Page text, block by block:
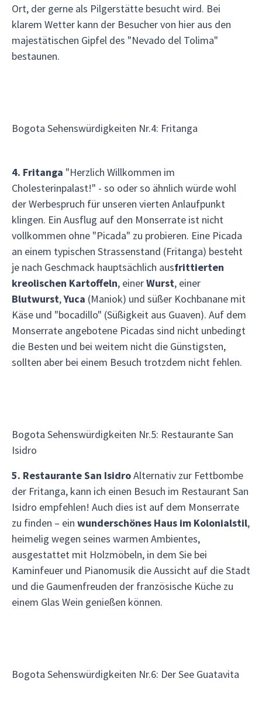
Ort, der gerne als Pilgerstätte besucht wird. Bei
klarem Wetter kann der Besucher von hier aus den
majestätischen Gipfel des "Nevado del Tolima"
bestaunen.
Bogota Sehenswürdigkeiten Nr.4: Fritanga
4. Fritanga "Herzlich Willkommen im
Cholesterinpalast!" - so oder so ähnlich würde wohl
der Werbespruch für unseren vierten Anlaufpunkt
klingen. Ein Ausflug auf den Monserrate ist nicht
vollkommen ohne "Picada" zu probieren. Eine Picada
an einem typischen Strassenstand (Fritanga) besteht
je nach Geschmack hauptsächlich ausfrittierten
kreolischen Kartoffeln, einerWurst, einer
Blutwurst,Yuca (Maniok) und süßer Kochbanane mit
Käse und "bocadillo" (Süßigkeit aus Guaven). Auf dem
Monserrate angebotene Picadas sind nicht unbedingt
die Besten und bei weitem nicht die Günstigsten,
sollten aber bei einem Besuch trotzdem nicht fehlen.
Bogota Sehenswürdigkeiten Nr.5: Restaurante San
Isidro
5. Restaurante San IsidroAlternativ zur Fettbombe
der Fritanga, kann ich einen Besuch im Restaurant San
Isidro empfehlen! Auch dies ist auf dem Monserrate
zu finden – ein wunderschönes Haus im Kolonialstil,
heimelig wegen seines warmen Ambientes,
ausgestattet mit Holzmöbeln, in dem Sie bei
Kaminfeuer und Pianomusik die Aussicht auf die Stadt
und die Gaumenfreuden der französische Küche zu
einem Glas Wein genießen können.
Bogota Sehenswürdigkeiten Nr.6: Der See Guatavita